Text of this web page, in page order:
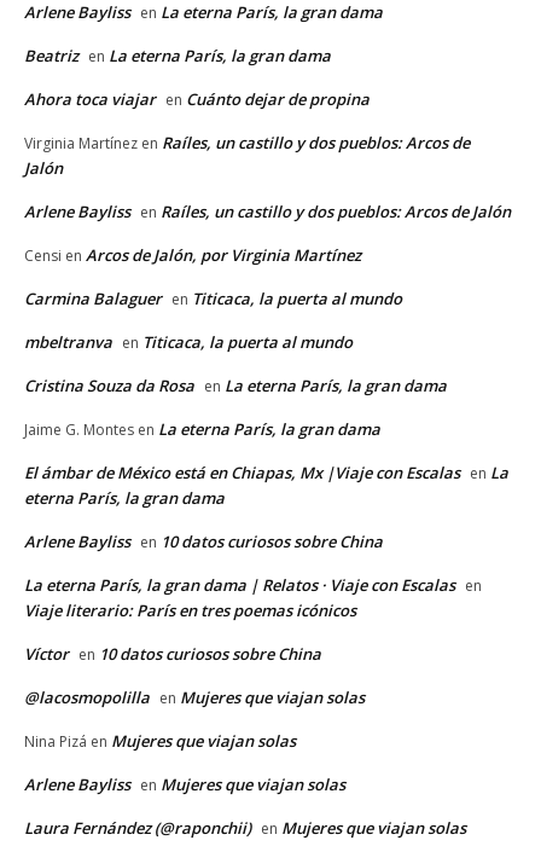
Arlene Bayliss en La eterna París, la gran dama
Beatriz en La eterna París, la gran dama
Ahora toca viajar en Cuánto dejar de propina
Virginia Martínez en Raíles, un castillo y dos pueblos: Arcos de
Jalón
Arlene Bayliss en Raíles, un castillo y dos pueblos: Arcos de Jalón
Censi en Arcos de Jalón, por Virginia Martínez
Carmina Balaguer en Titicaca, la puerta al mundo
mbeltranva en Titicaca, la puerta al mundo
Cristina Souza da Rosa en La eterna París, la gran dama
Jaime G. Montes en La eterna París, la gran dama
El ámbar de México está en Chiapas, Mx |Viaje con Escalas en La
eterna París, la gran dama
Arlene Bayliss en 10 datos curiosos sobre China
La eterna París, la gran dama | Relatos · Viaje con Escalas en
Viaje literario: París en tres poemas icónicos
Víctor en 10 datos curiosos sobre China
@lacosmopolilla en Mujeres que viajan solas
Nina Pizá en Mujeres que viajan solas
Arlene Bayliss en Mujeres que viajan solas
Laura Fernández (@raponchii) en Mujeres que viajan solas